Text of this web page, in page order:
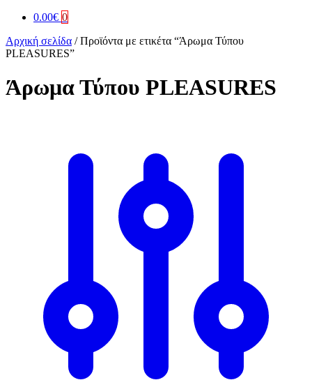
0.00€ 0
Αρχική σελίδα /Προϊόντα με ετικέτα “Άρωμα Τύπου
PLEASURES”
Άρωμα Τύπου PLEASURES